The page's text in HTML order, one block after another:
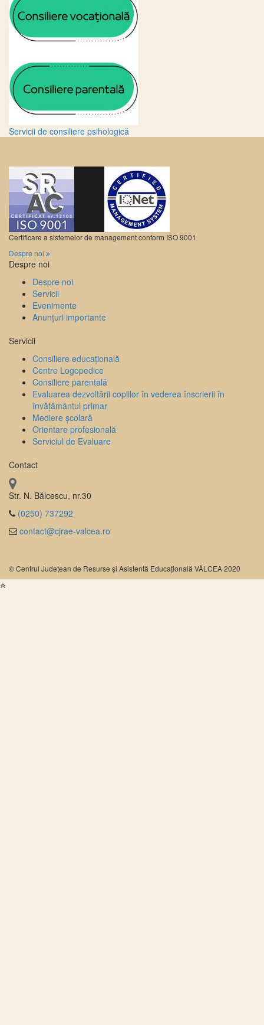
Servicii de consiliere psihologică
Certificare a sistemelor de management conform ISO 9001
Despre noi
Despre noi
Despre noi
Servicii
Evenimente
Anunțuri importante
Servicii
Consiliere educațională
Centre Logopedice
Consiliere parentală
Evaluarea dezvoltării copiilor în vederea înscrierii în
învățământul primar
Mediere școlară
Orientare profesională
Serviciul de Evaluare
Contact
Str. N. Bălcescu, nr.30
(0250) 737292
contact@cjrae-valcea.ro
© Centrul Județean de Resurse și Asistentă Educațională VÂLCEA 2020